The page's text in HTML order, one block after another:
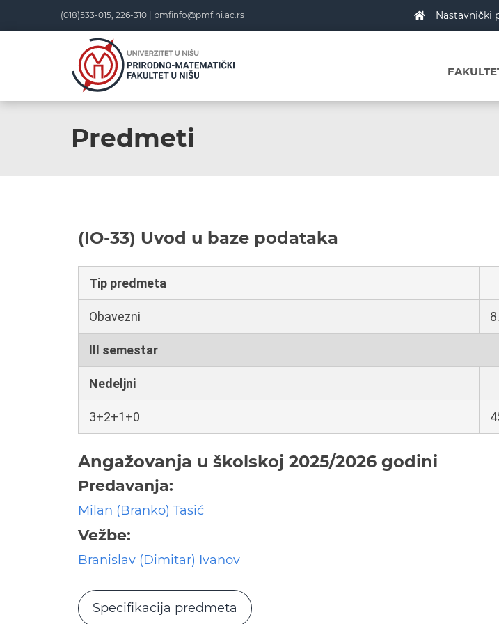
(018)533-015, 226-310 | pmfinfo@pmf.ni.ac.rs Nastavnički
Predmeti
(IO-33) Uvod u baze podataka
Tip predmeta
Obavezni
III semestar
Nedeljni
3+2+1+0
Angažovanja u školskoj 2025/2026 godini
Predavanja:
Milan (Branko) Tasić
Vežbe:
Branislav (Dimitar) Ivanov
Specifikacija predmeta